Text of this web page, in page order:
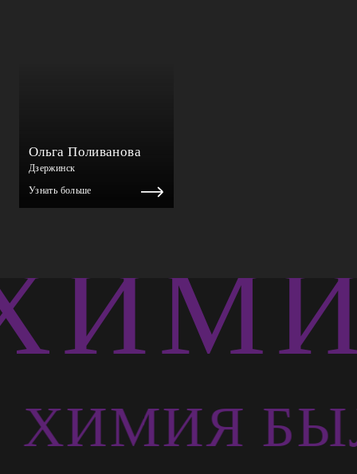
Ольга Поливанова
Дзержинск
Узнать больше
ХИМИЯ